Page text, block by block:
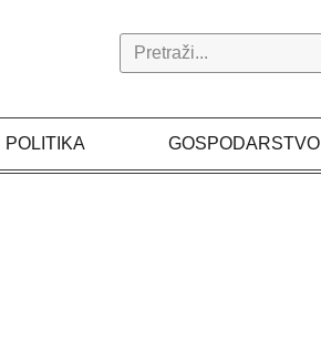
Search
POLITIKA GOSPODARSTVO